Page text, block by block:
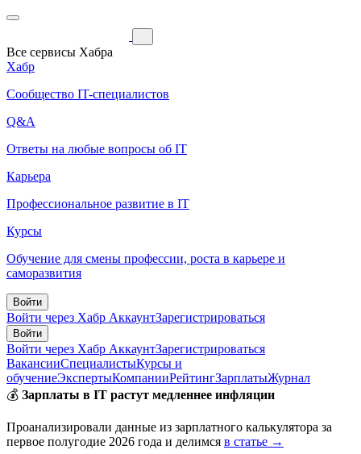
Все сервисы Хабра
Хабр
Сообщество IT-специалистов
Q&A
Ответы на любые вопросы об IT
Карьера
Профессиональное развитие в IT
Курсы
Обучение для смены профессии, роста в карьере и
саморазвития
Войти
Войти через Хабр АккаунтЗарегистрироваться
Войти
Войти через Хабр АккаунтЗарегистрироваться
ВакансииСпециалистыКурсы и
обучениеЭкспертыКомпанииРейтингЗарплатыЖурнал
💰 Зарплаты в IT растут медленнее инфляции
Проанализировали данные из зарплатного калькулятора за
первое полугодие 2026 года и делимся в статье →